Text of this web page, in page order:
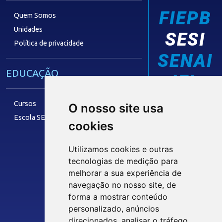
O nosso site usa
cookies
Utilizamos cookies e outras
tecnologias de medição para
melhorar a sua experiência de
navegação no nosso site, de
forma a mostrar conteúdo
personalizado, anúncios
Quem Somos
Unidades
Política de privacidade
EDUCAÇÃO
Cursos
Escola SESI
FIEPB
SESI
SENAI
IEL
Siga nossas Redes Sociais
INTRANET